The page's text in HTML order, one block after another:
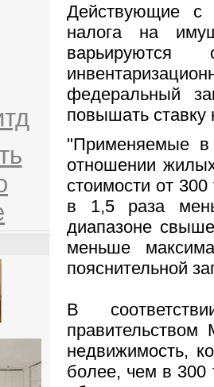
Действующие с
налога на
федеральный
повышать ставку
"Применяемые в
отношении
стоимости от
в 1,5 раза
диапазоне
меньше
пояснительной
В
правительством
недвижимость,
более, чем в 300